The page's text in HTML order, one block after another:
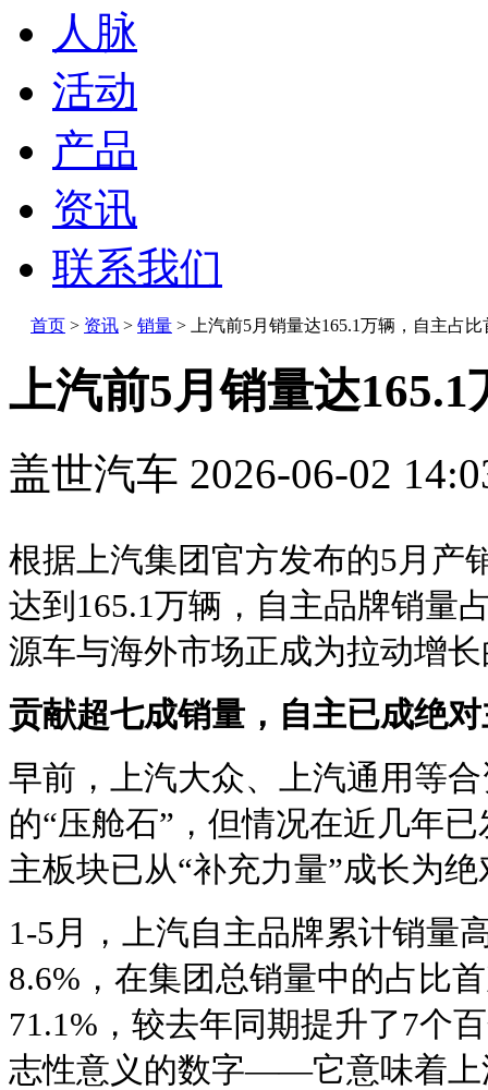
人脉
活动
产品
资讯
联系我们
首页 > 资讯 > 销量 > 上汽前5月销量达165.1万辆，自主占比
上汽前5月销量达
盖世汽车 2026-06-02
根据上汽集团官方发布的5月产
达到165.1万辆，自主品牌销量
源车与海外市场正成为拉动增
贡献超七成销量 ， 自主已成绝
早前，上汽大众、上汽通用等
的“压舱石”，但情况在近几年
主板块已从“补充力量”成长为
1-5月，上汽自主品牌累计销量
8.6%，在集团总销量中的占比
71.1%，较去年同期提升了7个
志性意义的数字——它意味着上